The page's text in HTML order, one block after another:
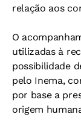
relação aos
O
utilizadas à
possibilidade
pelo Inema,
por base a
origem